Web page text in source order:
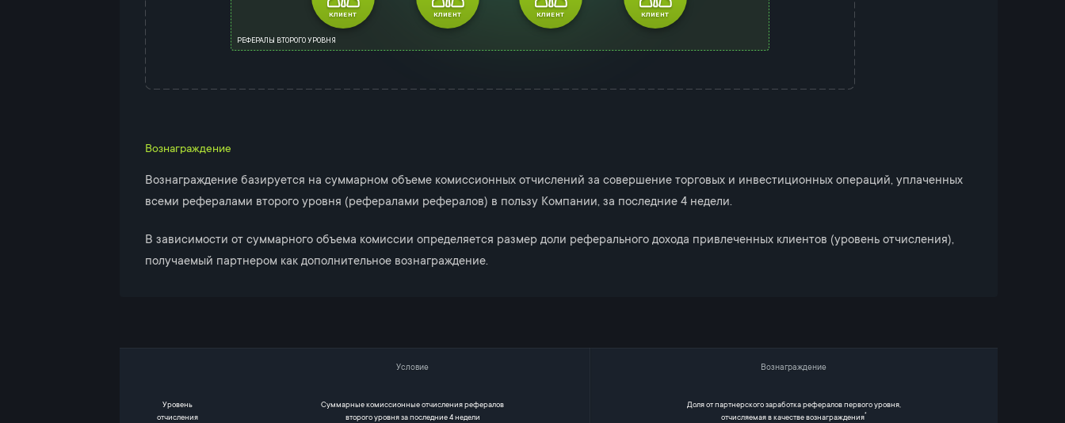
РЕФЕРАЛЫ ВТОРОГО УРОВНЯ
Вознаграждение
Вознаграждение базируется на суммарном объеме комиссионных отчислений за совершение торговых и инвестиционных операций, уплаченных
всеми рефералами второго уровня (рефералами рефералов) в пользу Компании, за последние 4 недели.
В зависимости от суммарного объема комиссии определяется размер доли реферального дохода привлеченных клиентов (уровень отчисления),
получаемый партнером как дополнительное вознаграждение.
Условие Вознаграждение
Уровень
отчисления
Cуммарные комиссионные отчисления рефералов
второго уровня за последние 4 недели
Доля от партнерского заработка рефералов первого уровня,
отчисляемая в качестве вознаграждения*